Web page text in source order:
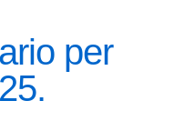
per